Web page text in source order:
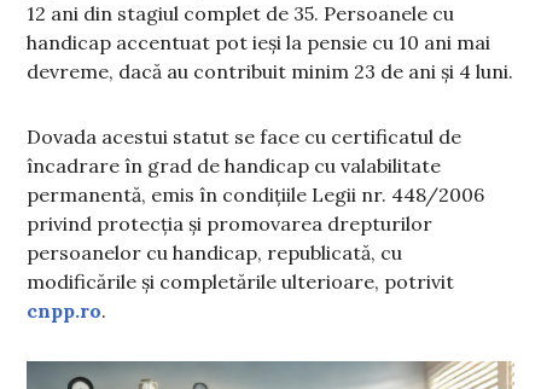
12 ani din stagiul complet de 35. Persoanele cu
handicap accentuat pot ieși la pensie cu 10 ani mai
devreme, dacă au contribuit minim 23 de ani și 4 luni.
Dovada acestui statut se face cu certificatul de
încadrare în grad de handicap cu valabilitate
permanentă, emis în condițiile Legii nr. 448/2006
privind protecția şi promovarea drepturilor
persoanelor cu handicap, republicată, cu
modificările şi completările ulterioare, potrivit
cnpp.ro.